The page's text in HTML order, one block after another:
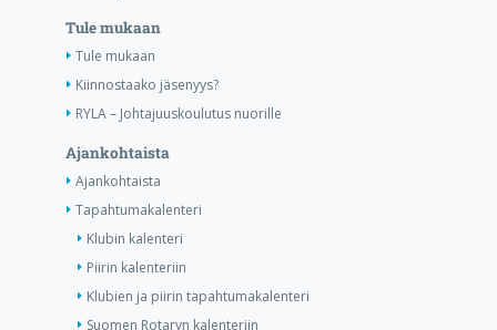
Tule mukaan
Tule mukaan
Kiinnostaako jäsenyys?
RYLA – Johtajuuskoulutus nuorille
Ajankohtaista
Ajankohtaista
Tapahtumakalenteri
Klubin kalenteri
Piirin kalenteriin
Klubien ja piirin tapahtumakalenteri
Suomen Rotaryn kalenteriin